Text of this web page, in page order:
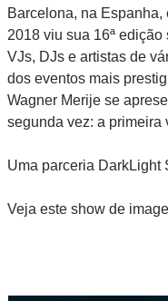
Barcelona, na
2018 viu sua 16ª edição
VJs, DJs e artistas de
dos eventos mais
Wagner Merije se
segunda vez: a primeira
Uma parceria DarkLight
Veja este show de